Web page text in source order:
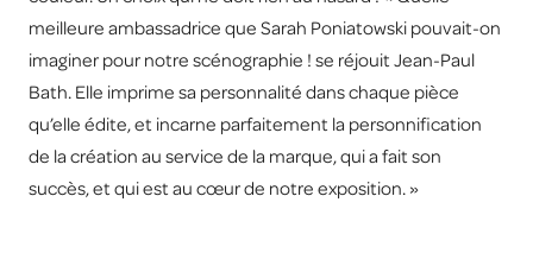
meilleure ambassadrice que Sarah Poniatowski pouvait-on
imaginer pour notre scénographie ! se réjouit Jean-Paul
Bath. Elle imprime sa personnalité dans chaque pièce
qu’elle édite, et incarne parfaitement la personnification
de la création au service de la marque, qui a fait son
succès, et qui est au cœur de notre exposition. »